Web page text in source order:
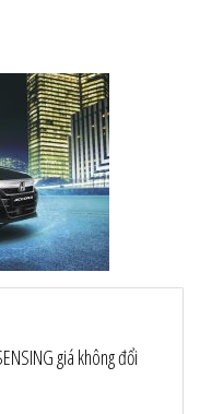
giá không đổi